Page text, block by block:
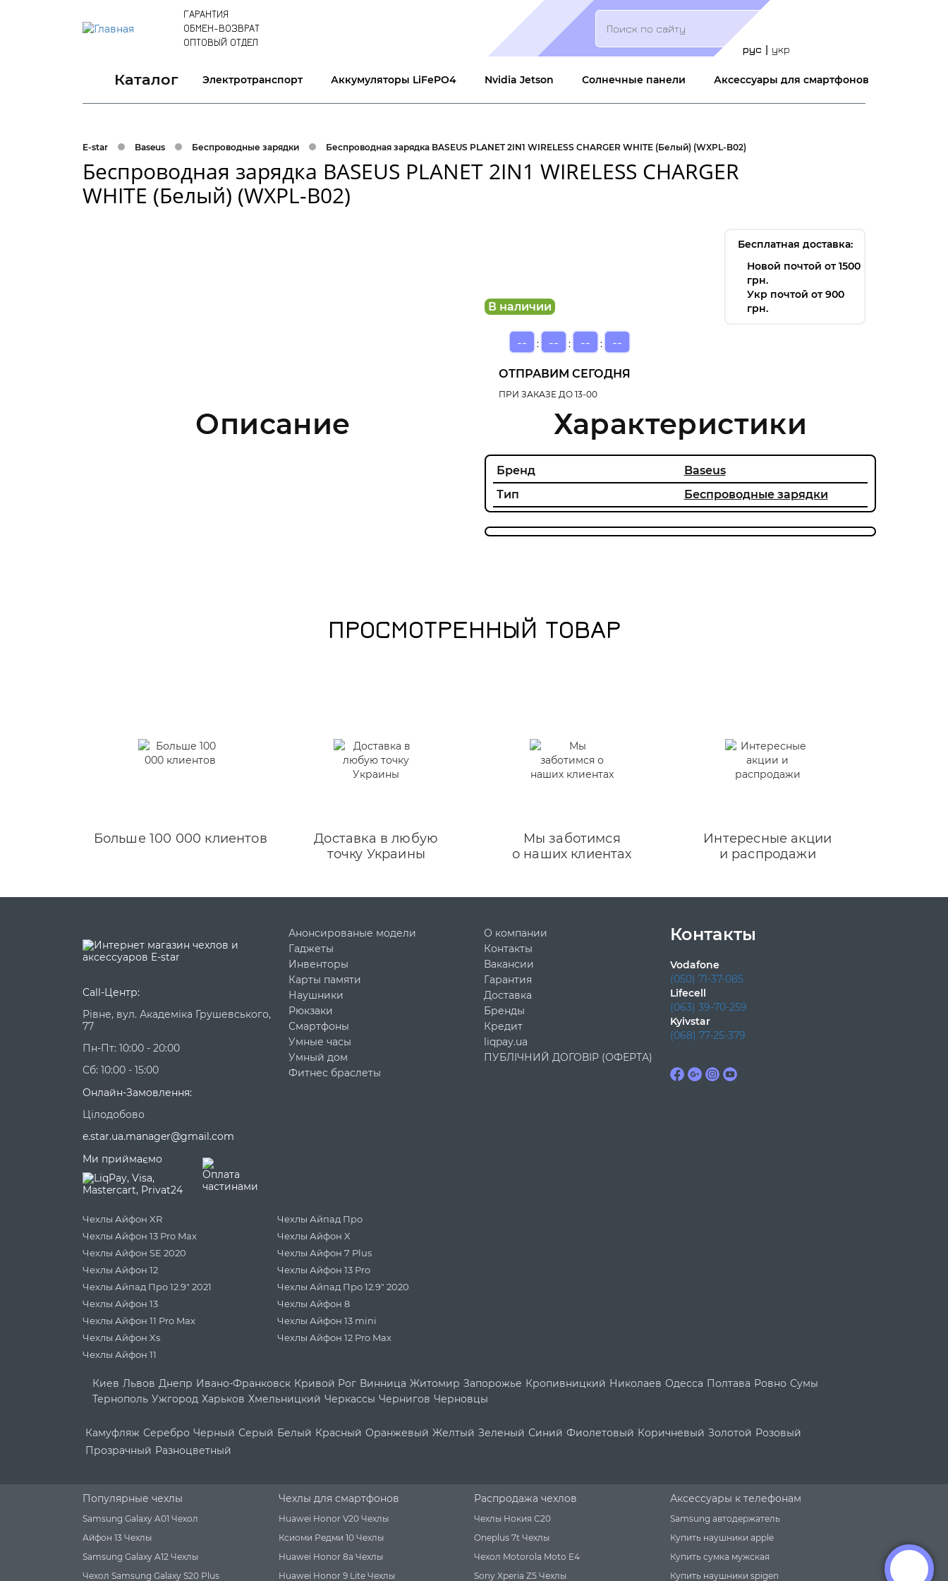
ГАРАНТИЯ
ОБМЕН-ВОЗВРАТ
ОПТОВЫЙ ОТДЕЛ
Search
рус укр
Каталог Электротранспорт Аккумуляторы LiFePO4 Nvidia Jetson Солнечные панели Аксессуары для смартфонов
E-star Baseus Беcпроводные зарядки Беспроводная зарядка BASEUS PLANET 2IN1 WIRELESS CHARGER WHITE (Белый) (WXPL-B02)
Беспроводная зарядка BASEUS PLANET 2IN1 WIRELESS CHARGER
WHITE (Белый) (WXPL-B02)
В наличии
Бесплатная доставка:
Новой почтой от 1500
грн.
Укр почтой от 900
грн.
-- : -- : -- : --
ОТПРАВИМ СЕГОДНЯ
ПРИ ЗАКАЗЕ ДО 13-00
Описание Характеристики
Бренд
Baseus
Тип
Беcпроводные зарядки
ПРОСМОТРЕННЫЙ ТОВАР
Больше 100 000 клиентов
Доставка в любую
точку Украины
Мы заботимся
о наших клиентах
Интересные акции
и распродажи
Call-Центр:
Рівне, вул. Академіка Грушевського,
77
Пн-Пт: 10:00 - 20:00
Сб: 10:00 - 15:00
Онлайн-Замовлення:
Цілодобово
e.star.ua.manager@gmail.com
Ми приймаємо
Анонсированые модели
Гаджеты
Инвенторы
Карты памяти
Наушники
Рюкзаки
Смартфоны
Умные часы
Умный дом
Фитнес браслеты
О компании
Контакты
Вакансии
Гарантия
Доставка
Бренды
Кредит
liqpay.ua
ПУБЛІЧНИЙ ДОГОВІР (ОФЕРТА)
Контакты
Vodafone
(050) 71-37-085
Lifecell
(063) 39-70-259
Kyivstar
(068) 77-25-379
Чехлы Айфон XR
Чехлы Айпад Про
Чехлы Айфон 13 Pro Max
Чехлы Айфон X
Чехлы Айфон SE 2020
Чехлы Айфон 7 Plus
Чехлы Айфон 12
Чехлы Айфон 13 Pro
Чехлы Айпад Про 12.9" 2021
Чехлы Айпад Про 12.9" 2020
Чехлы Айфон 13
Чехлы Айфон 8
Чехлы Айфон 11 Pro Max
Чехлы Айфон 13 mini
Чехлы Айфон Xs
Чехлы Айфон 12 Pro Max
Чехлы Айфон 11
Киев Львов Днепр Ивано-Франковск Кривой Рог Винница Житомир Запорожье Кропивницкий Николаев Одесса Полтава Ровно Сумы
Тернополь Ужгород Харьков Хмельницкий Черкассы Чернигов Черновцы
Камуфляж Серебро Черный Серый Белый Красный Оранжевый Желтый Зеленый Синий Фиолетовый Коричневый Золотой Розовый
Прозрачный Разноцветный
Популярные чехлы
Samsung Galaxy A01 Чехол
Айфон 13 Чехлы
Samsung Galaxy A12 Чехлы
Чехол Samsung Galaxy S20 Plus
Чехлы для смартфонов
Huawei Honor V20 Чехлы
Ксиоми Редми 10 Чехлы
Huawei Honor 8a Чехлы
Huawei Honor 9 Lite Чехлы
Распродажа чехлов
Чехлы Нокия С20
Oneplus 7t Чехлы
Чехол Motorola Moto E4
Sony Xperia Z5 Чехлы
Аксессуары к телефонам
Samsung автодержатель
Купить наушники apple
Купить сумка мужская
Купить наушники spigen